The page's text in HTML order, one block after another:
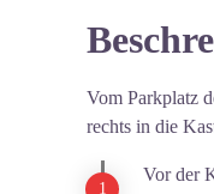
Jahre
Plus
Vom Parkplatz
rechts in die
Vor der